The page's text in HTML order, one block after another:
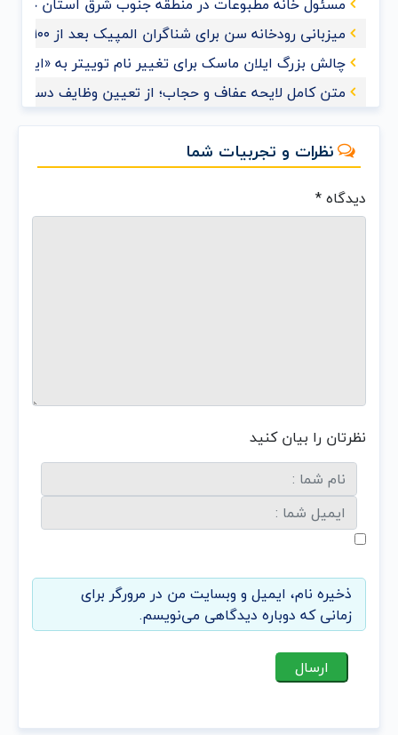
میزبانی رودخانه سن برای شناگران المپیک بعد از ۱۰۰ سال
چالش بزرگ ایلان ماسک برای تغییر نام توییتر به «ایکس»
متن کامل لایحه عفاف و حجاب؛ از تعیین وظایف
نظرات و تجربیات شما
دیدگاه*
نظرتان را بیان کنید
ذخیره نام، ایمیل و وبسایت من در مرورگر برای
زمانی که دوباره دیدگاهی می‌نویسم.